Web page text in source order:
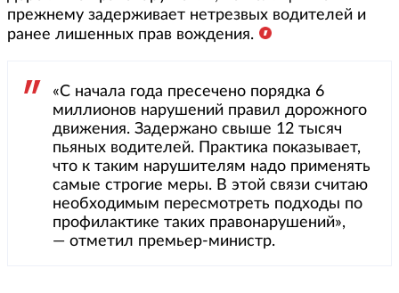
прежнему задерживает нетрезвых водителей и
ранее лишенных прав вождения.
«С начала года пресечено порядка 6
миллионов нарушений правил дорожного
движения. Задержано свыше 12 тысяч
пьяных водителей. Практика показывает,
что к таким нарушителям надо применять
самые строгие меры. В этой связи считаю
необходимым пересмотреть подходы по
профилактике таких правонарушений»,
— отметил премьер-министр.